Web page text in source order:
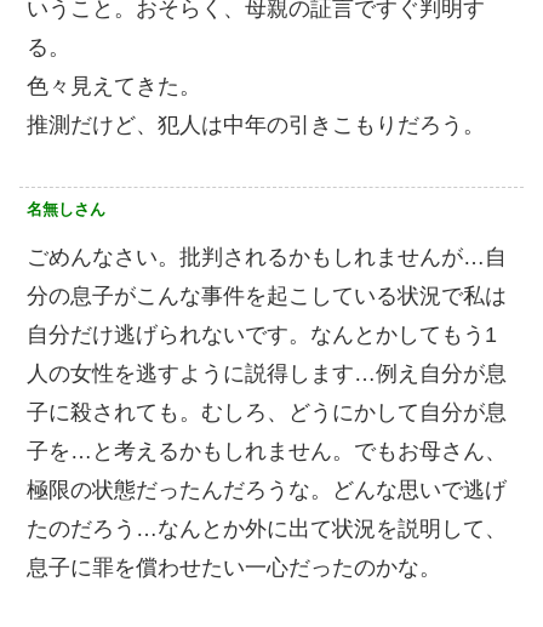
いうこと。おそらく、母親の証言ですぐ判明す
る。
色々見えてきた。
推測だけど、犯人は中年の引きこもりだろう。
名無しさん
ごめんなさい。批判されるかもしれませんが…自
分の息子がこんな事件を起こしている状況で私は
自分だけ逃げられないです。なんとかしてもう1
人の女性を逃すように説得します…例え自分が息
子に殺されても。むしろ、どうにかして自分が息
子を…と考えるかもしれません。でもお母さん、
極限の状態だったんだろうな。どんな思いで逃げ
たのだろう…なんとか外に出て状況を説明して、
息子に罪を償わせたい一心だったのかな。